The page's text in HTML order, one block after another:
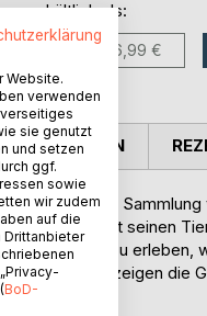
erhältlich als:
BUCH 36,99 €
ist eine
des Autors mit seinen
dem Leser zu erleben,
geschrieben, zeigen die
Website.
verwenden
sie genutzt
und setzen
ggf.
sowie
wir zudem
auf die
Drittanbieter
BoD-